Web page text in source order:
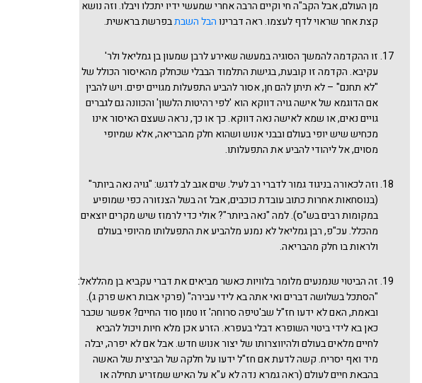
מן העולם, אבל הקב"ה חי וקיים הרבה אחרי שמעשי ידיו יתכלו ויבלו. וזה נושא
קצת אחר שראוי לדף לעצמו. ראה דברינוהבל השבתבפרשת בראשית.
זו ההקדמה להמשך הסוגיה במעשה שאירע לרבן שמעון בן גמליאל ולר'
עקיבא. הקדמה זו קובעת, בגישת התלמוד הבבלי שכחלק מהאיסור הכולל של
"לא תחנם" – לא תיתן להם חן, אסור להביע התפעלות מגויים יפים. ויש להבין
אם הדוגמא של אישה גויה דווקא הוא 'לפי רהיטות הלשון' והכוונה גם לגברים
גויים נאים, או שמא לאישה נאה דווקא. כך או כך, נראה שעצם האיסור אינו
מכחיש שיש יופי בעולם ובבני אנוש ושהוא חלק מהבריאה, אלא שמיופי
מסוים, אל ליהודי להביע את התפעלותו.
וזה לכאורה בניגוד גמור לדברי רב לעיל. שים אגב לב לדגש: "גויה נאה ביותר"
(בנוסחאות אחרות כתוב עובדת כוכבים, אבל זה בשל הצנזורה כפי שמופיע
במקומות רבים בש"ס). למה "נאה ביותר"? אולי כדי לרמוז שיש מקרים יוצאים
מהכלל. עכ"פ, רבן גמליאל לא נמנע מלהביע את התפעלותו מהיופי בעולם
ולראות בו חלק מהבריאה.
זה הביטוי שנמנעים מלומר בלוויות כאשר מביאים את דברי עקביא בן מהללאל:
"הסתכל בשלושה דברים ואי אתה בא לידי עבירה" (פרקי אבות ראש פרק ג).
ובאמת, האם לא ידעו חז"ל שב'טיפה סרוחה' זו טמון סוד החיים? אפשר שכבר
כאן בא לידי ביטוי השופרא דבלי בעפרא. הזרע אכן מלא חיות ויכול להביא
לחיים מלאים בעולם ולהיווצרותו של יצור אנוש חדש. אבל אם לא יפרה, יבלה
מיד ואף יסריח. קשה לדעת אם חז"ל ידעו על חלקה של הביצית של האשה
בהבאת חיים לעולם (ראה גמרא נדה לא ע"א על האיש שמזריע תחילה או